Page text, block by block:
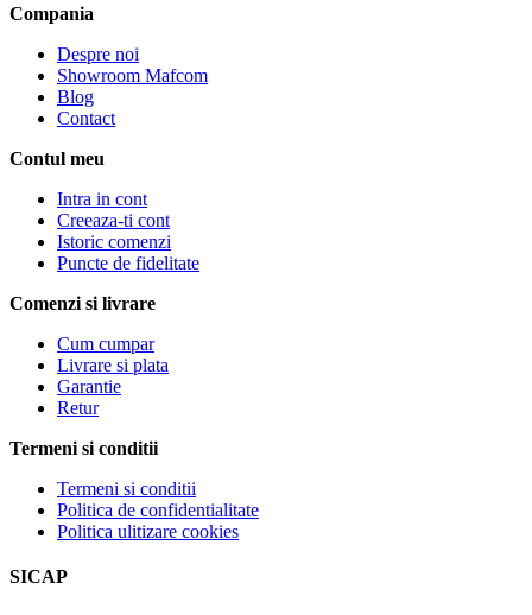
Compania
Despre noi
Showroom Mafcom
Blog
Contact
Contul meu
Intra in cont
Creeaza-ti cont
Istoric comenzi
Puncte de fidelitate
Comenzi si livrare
Cum cumpar
Livrare si plata
Garantie
Retur
Termeni si conditii
Termeni si conditii
Politica de confidentialitate
Politica ulitizare cookies
SICAP